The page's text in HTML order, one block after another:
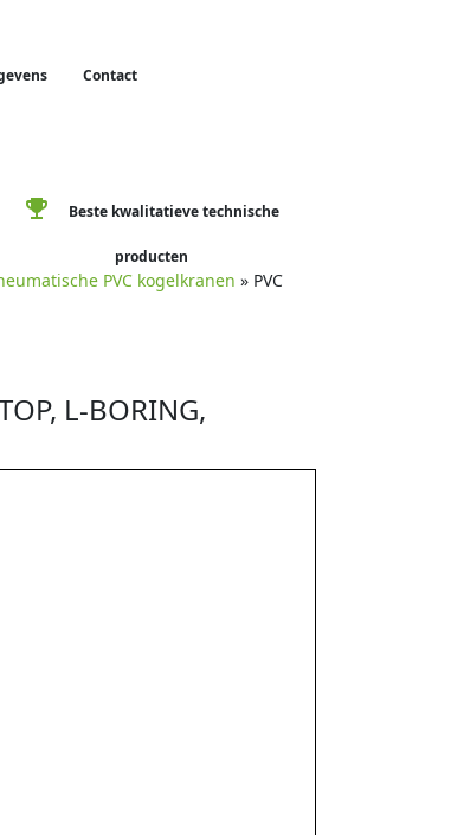
Contact
emoji_events Beste kwalitatieve technische
producten
PVC kogelkranen » PVC
L-BORING,